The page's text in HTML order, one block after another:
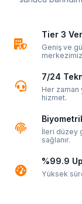
Tier 3
Geniş ve
7/24
Her zaman
hizmet.
İleri düzey
sağlanır.
%99.9
Yüksek